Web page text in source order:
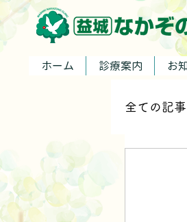
ホーム 診療案内 お
全ての記事